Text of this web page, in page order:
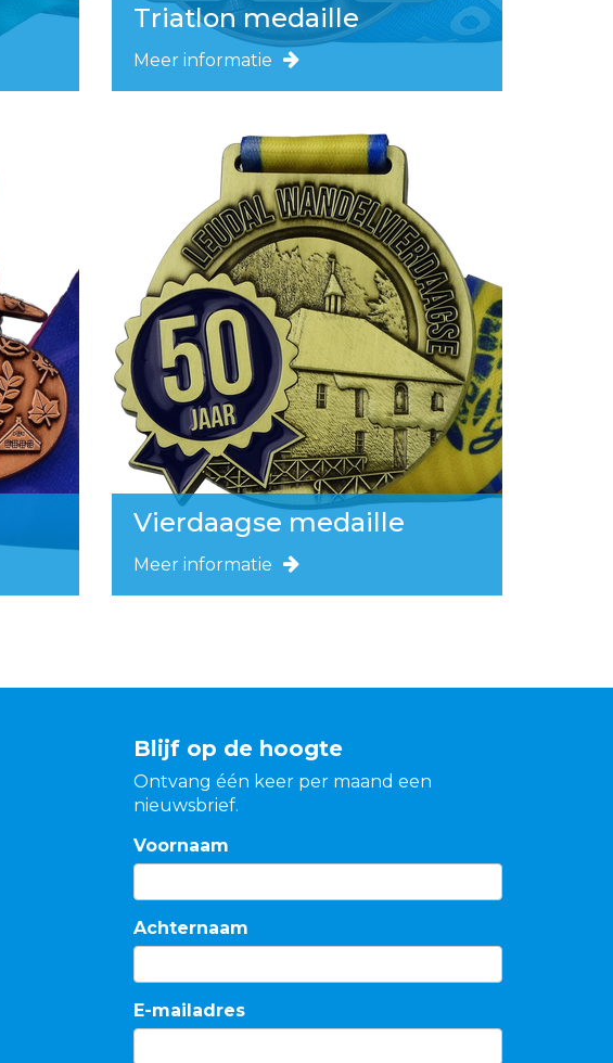
Triatlon medaille
Meer informatie
Vierdaagse medaille
Meer informatie
Blijf op de hoogte
Ontvang één keer per maand een
nieuwsbrief.
Voornaam
Achternaam
E-mailadres